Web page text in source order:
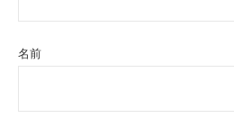
名前